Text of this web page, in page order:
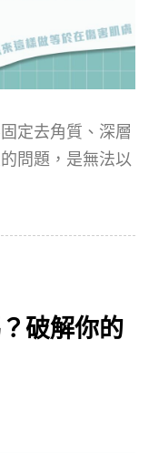
定去角質、深層
問題，是無法以
破解你的